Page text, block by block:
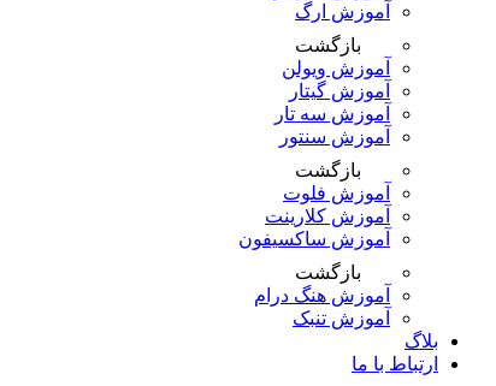
آموزش ارگ
بازگشت
آموزش ویولن
آموزش گیتار
آموزش سه تار
آموزش سنتور
بازگشت
آموزش فلوت
آموزش کلارینت
آموزش ساکسیفون
بازگشت
آموزش هنگ درام
آموزش تنبک
بلاگ
ارتباط با ما